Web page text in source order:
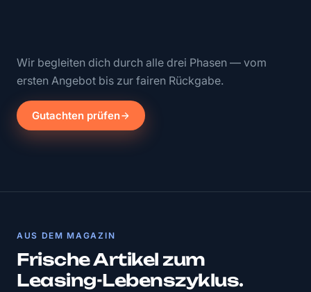
Wir begleiten dich durch alle drei Phasen — vom
ersten Angebot bis zur fairen Rückgabe.
Gutachten prüfen
AUS DEM MAGAZIN
Frische Artikel zum
Leasing-Lebenszyklus.